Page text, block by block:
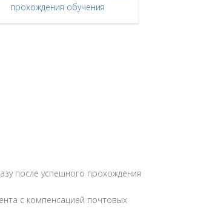
прохождения обучения
после успешного прохождения
с компенсацией почтовых